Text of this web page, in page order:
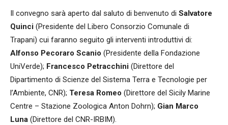
Il convegno sarà aperto dal saluto di benvenuto di Salvatore
Quinci (Presidente del Libero Consorzio Comunale di
Trapani) cui faranno seguito gli interventi introduttivi di:
Alfonso Pecoraro Scanio (Presidente della Fondazione
UniVerde); Francesco Petracchini (Direttore del
Dipartimento di Scienze del Sistema Terra e Tecnologie per
l’Ambiente, CNR); Teresa Romeo (Direttore del Sicily Marine
Centre – Stazione Zoologica Anton Dohrn); Gian Marco
Luna (Direttore del CNR-IRBIM).